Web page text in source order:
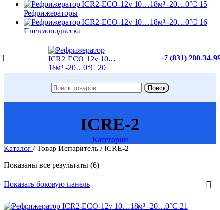
Рефрижераторы
Пневмоподвеска
+7 (831) 200-34-
Поиск
ICRE-2
Категории
Каталог / Товар Испаритель / ICRE-2
Показаны все результаты (6)
Показать боковую панель